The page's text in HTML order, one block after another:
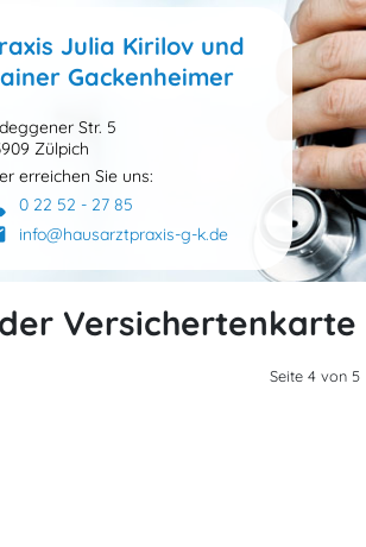
Julia Kirilov und
Gackenheimer
Str. 5
Zülpich
erreichen Sie uns:
0 22 52 - 27 85
info@hausarztpraxis-g-k.de
Versichertenkarte
Seite 4 von 5